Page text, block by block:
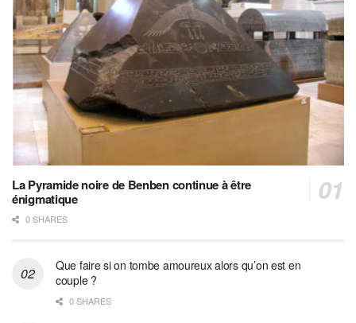
La Pyramide noire de Benben continue à être
énigmatique
0 SHARES
Que faire si on tombe amoureux alors qu’on est en
couple ?
0 SHARES